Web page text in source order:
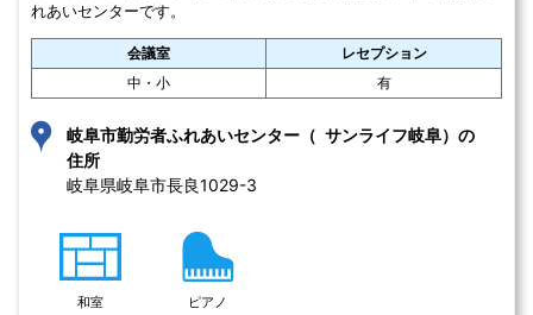
れあいセンターです。
会議室
レセプション
中・小
有
岐阜市勤労者ふれあいセンター（ サンライフ岐阜）の
住所
岐阜県岐阜市長良1029-3
和室 ピアノ